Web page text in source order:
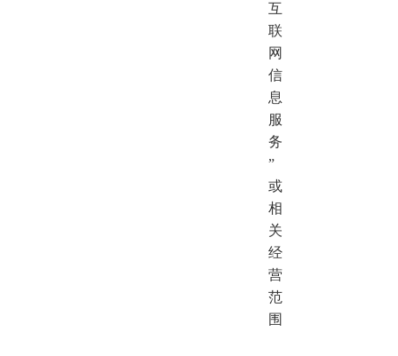
互
联
网
信
息
服
务
”
或
相
关
经
营
范
围